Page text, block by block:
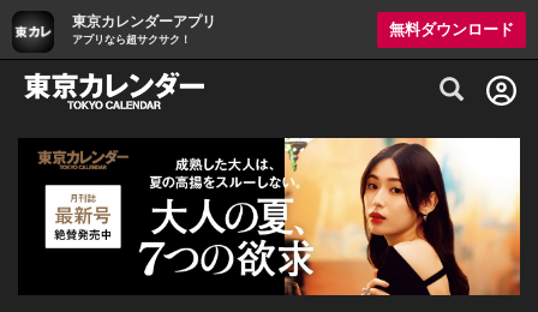
東京カレンダーアプリ
アプリなら超サクサク！
無料ダウンロード
グルメ情報・プレミアムレストラン予約